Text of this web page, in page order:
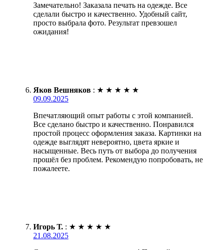
Замечательно! Заказала печать на одежде. Все
сделали быстро и качественно. Удобный сайт,
просто выбрала фото. Результат превзошел
ожидания!
Яков Вешняков : ★ ★ ★ ★ ★
09.09.2025
Впечатляющий опыт работы с этой компанией.
Все сделано быстро и качественно. Понравился
простой процесс оформления заказа. Картинки на
одежде выглядят невероятно, цвета яркие и
насыщенные. Весь путь от выбора до получения
прошёл без проблем. Рекомендую попробовать, не
пожалеете.
Игорь Т. : ★ ★ ★ ★ ★
21.08.2025